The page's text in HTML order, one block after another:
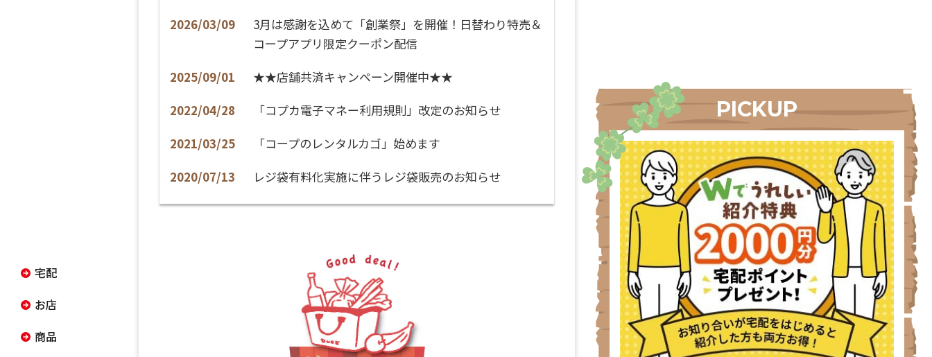
宅配
お店
商品
2026/03/09
​3月は感謝を込めて「創業祭」を開催！日替わり特売＆
コープアプリ限定クーポン配信
2025/09/01
★★店舗共済キャンペーン開催中★★
2022/04/28
「コプカ電子マネー利用規則」改定のお知らせ
2021/03/25
「コープのレンタルカゴ」始めます
2020/07/13
レジ袋有料化実施に伴うレジ袋販売のお知らせ
PICKUP